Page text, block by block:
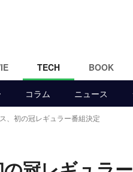
TECH BOOK
コラム ニュース
、初の冠レギュラー番組決定